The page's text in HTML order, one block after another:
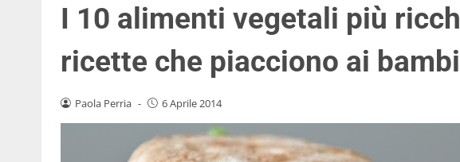
I 10 alimenti vegetali più
ricette che piacciono ai
Paola Perria - 6 Aprile 2014